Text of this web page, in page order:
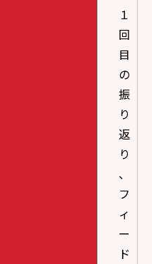
１
回
目
の
振
り
返
り
、
フ
ィ
ー
ド